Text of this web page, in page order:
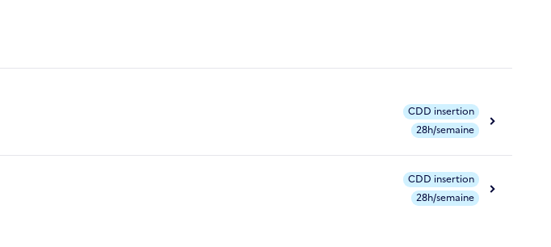
CDD insertion
28h/semaine
CDD insertion
28h/semaine